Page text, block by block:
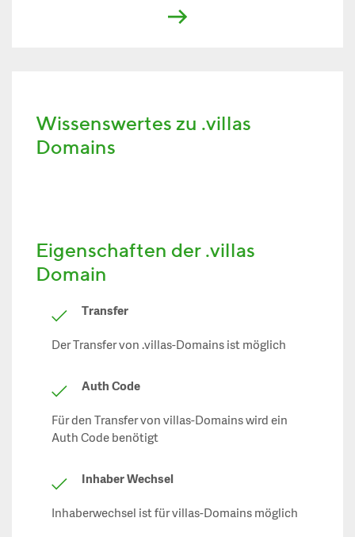
Wissenswertes zu .villas
Domains
Eigenschaften der .villas
Domain
Transfer
Der Transfer von .villas-Domains ist möglich
Auth Code
Für den Transfer von villas-Domains wird ein
Auth Code benötigt
Inhaber Wechsel
Inhaberwechsel ist für villas-Domains möglich